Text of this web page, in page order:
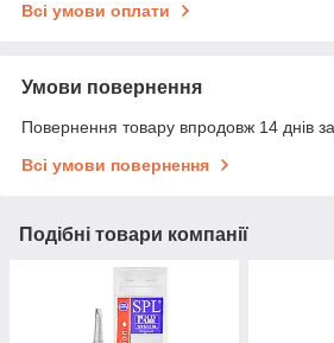
Всі умови оплати
Умови повернення
Повернення товару впродовж 14 днів
Всі умови повернення
Подібні товари компанії